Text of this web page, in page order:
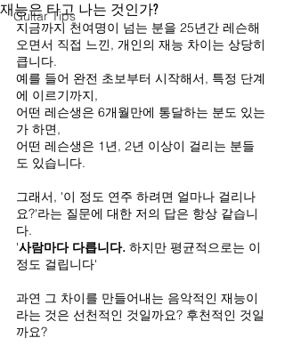
Guitar Tips
재능은 타고 나는 것인가?
지금까지 천여명이 넘는 분을 25년간 레슨해
오면서 직접 느낀, 개인의 재능 차이는 상당히
큽니다.
예를 들어 완전 초보부터 시작해서, 특정 단계
에 이르기까지,
어떤 레슨생은 6개월만에 통달하는 분도 있는
가 하면,
어떤 레슨생은 1년, 2년 이상이 걸리는 분들
도 있습니다.
그래서, '이 정도 연주 하려면 얼마나 걸리나
요?'라는 질문에 대한 저의 답은 항상 같습니
다.
'사람마다 다릅니다. 하지만 평균적으로는 이
정도 걸립니다'
과연 그 차이를 만들어내는 음악적인 재능이
라는 것은 선천적인 것일까요? 후천적인 것일
까요?